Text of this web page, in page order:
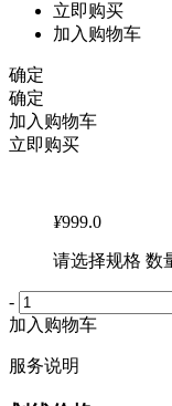
立即购买
加入购物车
确定
确定
加入购物车
立即购买
¥999.0
请选择规格 数
-
加入购物车
服务说明